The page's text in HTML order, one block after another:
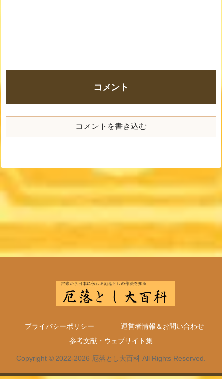
コメント
コメントを書き込む
プライバシーポリシー
運営者情報＆お問い合わせ
参考文献・ウェブサイト集
Copyright © 2022-2026 厄落とし大百科 All Rights Reserved.